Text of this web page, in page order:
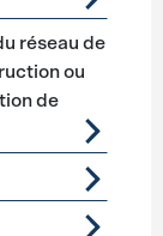
réseau de
ou
de